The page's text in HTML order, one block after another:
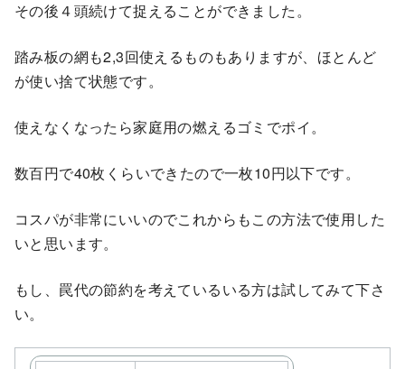
その後４頭続けて捉えることができました。
踏み板の網も2,3回使えるものもありますが、ほとんど
が使い捨て状態です。
使えなくなったら家庭用の燃えるゴミでポイ。
数百円で40枚くらいできたので一枚10円以下です。
コスパが非常にいいのでこれからもこの方法で使用した
いと思います。
もし、罠代の節約を考えているいる方は試してみて下さ
い。